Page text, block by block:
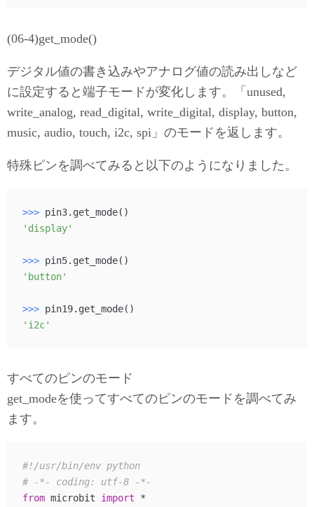
(06-4)get_mode()
デジタル値の書き込みやアナログ値の読み出しなど
に設定すると端子モードが変化します。「unused,
write_analog, read_digital, write_digital, display, button,
music, audio, touch, i2c, spi」のモードを返します。
特殊ピンを調べてみると以下のようになりました。
>>>
'display'
>>>
'button'
>>>
'i2c'
すべてのピンのモード
get_modeを使ってすべてのピンのモードを調べてみ
ます。
#!/usr/bin/env python
# -*- coding: utf-8 -*-
from microbit import